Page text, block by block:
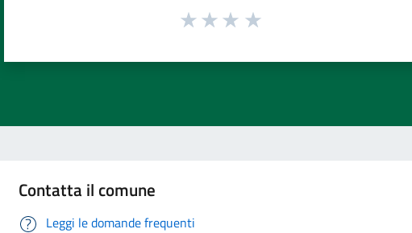
Contatta il comune
Leggi le domande frequenti